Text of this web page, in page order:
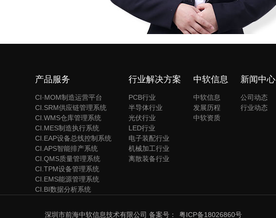
产品服务
CI·MOM制造运营平台
CI.SRM供应链管理系统
CI.WMS仓库管理系统
CI.MES制造执行系统
CI.EAP设备总线控制系统
CI.APS智能排产系统
CI.QMS质量管理系统
CI.TPM设备管理系统
CI.EMS能源管理系统
CI.BI数据分析系统
行业解决方案
PCB行业
半导体行业
光伏行业
LED行业
电子装配行业
机械加工行业
离散装备行业
中软信息
中软信息
发展历程
中软资质
新闻中心
公司动态
行业动态
深圳市前海中软信息技术有限公司 备案号： 粤ICP备18026860号